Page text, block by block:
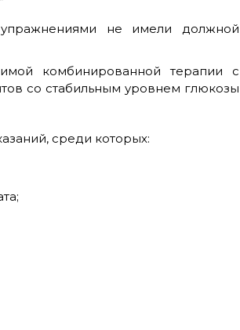
не имели должной
комбинированной терапии с
со стабильным уровнем глюкозы
среди которых: